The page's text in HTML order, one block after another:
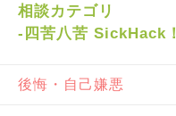
相談カテゴリ
-四苦八苦 SickHack！
後悔・自己嫌悪